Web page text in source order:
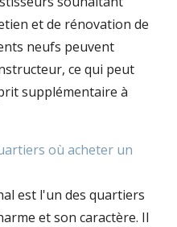
et de rénovation de
neufs peuvent
ce qui peut
supplémentaire à
où acheter un
est l'un des quartiers
et son caractère. Il